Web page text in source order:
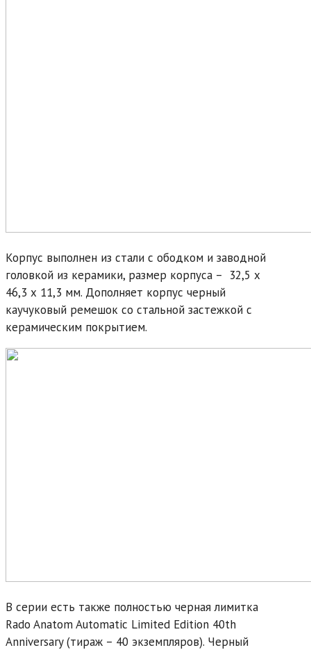
Корпус выполнен из стали с ободком и заводной
головкой из керамики, размер корпуса – 32,5 х
46,3 х 11,3 мм. Дополняет корпус черный
каучуковый ремешок со стальной застежкой с
керамическим покрытием.
В серии есть также полностью черная лимитка
Rado Anatom Automatic Limited Edition 40th
Anniversary (тираж – 40 экземпляров). Черный